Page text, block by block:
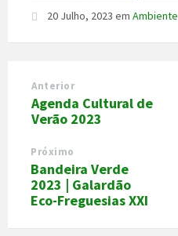
20 Julho, 2023 em Ambiente
Anterior
Agenda Cultural de
Verão 2023
Próximo
Bandeira Verde
2023 | Galardão
Eco-Freguesias XXI